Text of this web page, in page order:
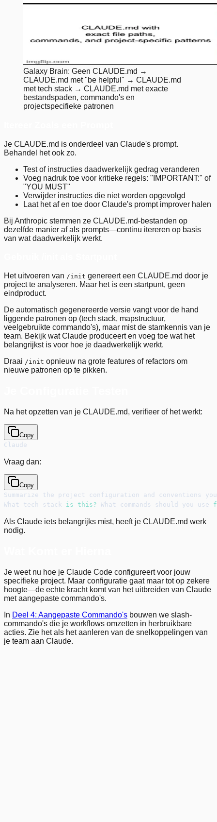
Galaxy Brain: Geen CLAUDE.md →
CLAUDE.md met "be helpful" → CLAUDE.md
met tech stack → CLAUDE.md met exacte
bestandspaden, commando's en
projectspecifieke patronen
Je CLAUDE.md is onderdeel van Claude's prompt.
Behandel het ook zo.
Test of instructies daadwerkelijk gedrag veranderen
Voeg nadruk toe voor kritieke regels: "IMPORTANT:" of
"YOU MUST"
Verwijder instructies die niet worden opgevolgd
Laat het af en toe door Claude's prompt improver halen
Bij Anthropic stemmen ze CLAUDE.md-bestanden op
dezelfde manier af als prompts—continu itereren op basis
van wat daadwerkelijk werkt.
Het uitvoeren van /init genereert een CLAUDE.md door je
project te analyseren. Maar het is een startpunt, geen
eindproduct.
De automatisch gegenereerde versie vangt voor de hand
liggende patronen op (tech stack, mapstructuur,
veelgebruikte commando's), maar mist de stamkennis van je
team. Bekijk wat Claude produceert en voeg toe wat het
belangrijkst is voor hoe je daadwerkelijk werkt.
Draai /init opnieuw na grote features of refactors om
nieuwe patronen op te pikken.
Na het opzetten van je CLAUDE.md, verifieer of het werkt:
Copy
Claude
Vraag dan:
Copy
Summarize the project configuration and conventions
What tech stack is this? What commands should you use
Als Claude iets belangrijks mist, heeft je CLAUDE.md werk
nodig.
Je weet nu hoe je Claude Code configureert voor jouw
specifieke project. Maar configuratie gaat maar tot op zekere
hoogte—de echte kracht komt van het uitbreiden van Claude
met aangepaste commando's.
In Deel 4: Aangepaste Commando's bouwen we slash-
commando's die je workflows omzetten in herbruikbare
acties. Zie het als het aanleren van de snelkoppelingen van
je team aan Claude.